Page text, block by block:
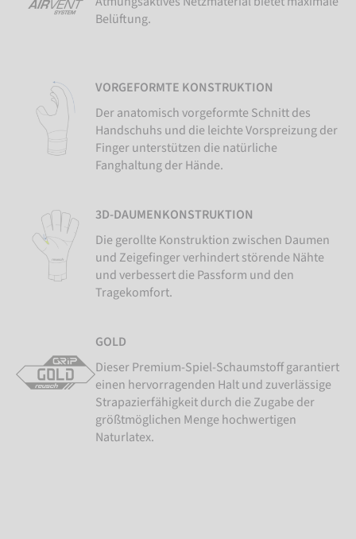
Belüftung.
VORGEFORMTE KONSTRUKTION
Der anatomisch vorgeformte Schnitt des
Handschuhs und die leichte Vorspreizung der
Finger unterstützen die natürliche
Fanghaltung der Hände.
3D-DAUMENKONSTRUKTION
Die gerollte Konstruktion zwischen Daumen
und Zeigefinger verhindert störende Nähte
und verbessert die Passform und den
Tragekomfort.
GOLD
Dieser Premium-Spiel-Schaumstoff garantiert
einen hervorragenden Halt und zuverlässige
Strapazierfähigkeit durch die Zugabe der
größtmöglichen Menge hochwertigen
Naturlatex.